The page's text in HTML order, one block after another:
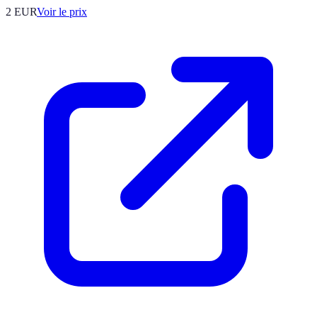
2 EURVoir le prix